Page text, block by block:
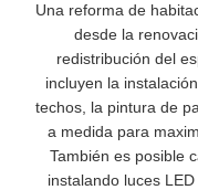
Una reforma de
desde la
redistribución del
incluyen la
techos, la pintura de
a medida para
También es posible
instalando luces